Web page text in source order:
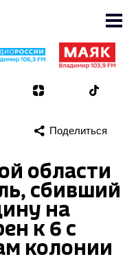
Поделиться
области
сбивший
на
к 6 с
колонии